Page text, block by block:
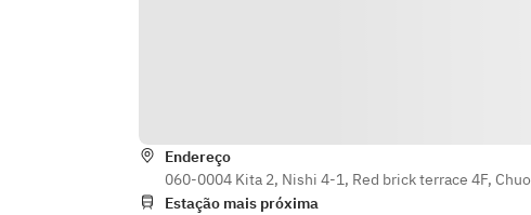
Endereço
060-0004 Kita 2, Nishi 4-1, Red brick terrace 4F,
Estação mais próxima